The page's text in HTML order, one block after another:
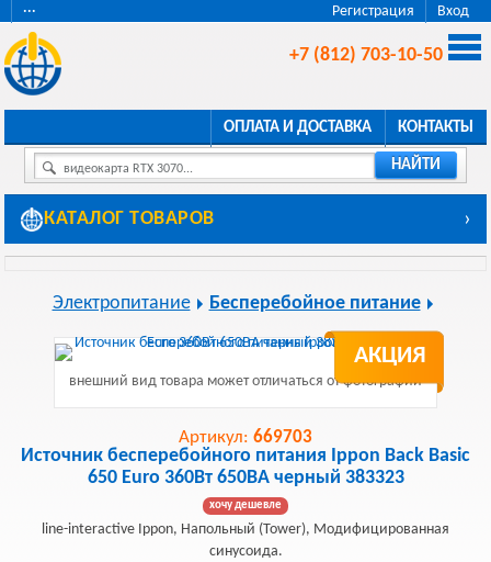
Регистрация Вход
···
+7 (812) 703-10-50
ОПЛАТА И ДОСТАВКА КОНТАКТЫ
видеокарта RTX 3070... НАЙТИ
КАТАЛОГ ТОВАРОВ ›
Электропитание Бесперебойное питание
АКЦИЯ
внешний вид товара может отличаться от фотографии
Артикул: 669703
Источник бесперебойного питания Ippon Back Basic
650 Euro 360Вт 650ВА черный 383323
хочу дешевле
line-interactive Ippon, Напольный (Tower), Модифицированная
синусоида.